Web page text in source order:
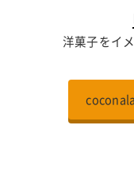
洋菓子をイ